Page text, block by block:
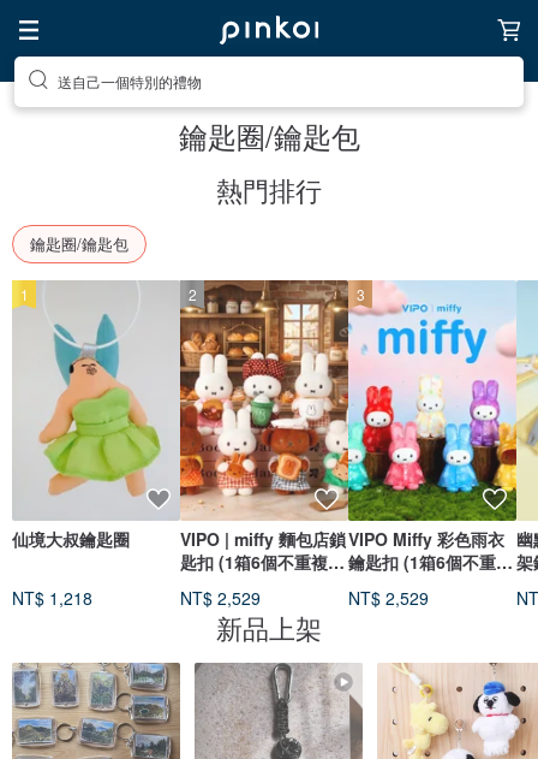
送自己一個特別的禮物
鑰匙圈/鑰匙包
熱門排行
鑰匙圈/鑰匙包
仙境大叔鑰匙圈
NT$ 1,218
1
VIPO | miffy 麵包店鎖
匙扣 (1箱6個不重複)
NT$ 2,529
2
VIPO Miffy 彩色雨衣
鑰匙扣 (1箱6個不重
NT$ 2,529
3
架
新品上架